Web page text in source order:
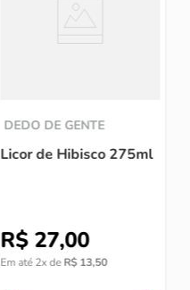
DEDO DE GENTE
Licor de Hibisco 275ml
R$ 27,00
Em até2x deR$ 13,50